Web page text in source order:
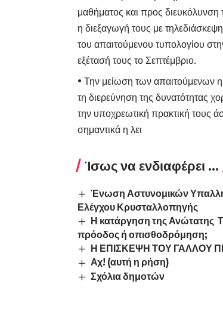
μαθήματος και προς διευκόλυνση
η διεξαγωγή τους με
του απαιτούμενου τυπολογίου
εξέτασή τους το Σεπτέμβριο.
• Την μείωση των απαιτούμενων
τη διερεύνηση της δυνατότητας
την υποχρεωτική πρακτική τους
σημαντικά η λει
Ίσως να ενδιαφέρει ...
Ένωση Αστυνομικών
Ελέγχου Κρυσταλλοπηγής
Η κατάργηση της Ανώτατης
πρόοδος ή οπισθοδρόμηση;
Η ΕΠΙΣΚΕΨΗ ΤΟΥ ΓΑΛΛΟΥ
Αχ! (αυτή η ρήση)
Σχόλια δημοτών